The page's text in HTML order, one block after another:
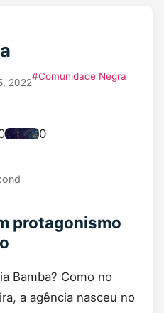
2022
#Comunidade Negra
0
protagonismo
Bamba? Como no
a agência nasceu no